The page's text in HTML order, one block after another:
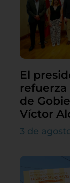
El
de
Víctor
3 de